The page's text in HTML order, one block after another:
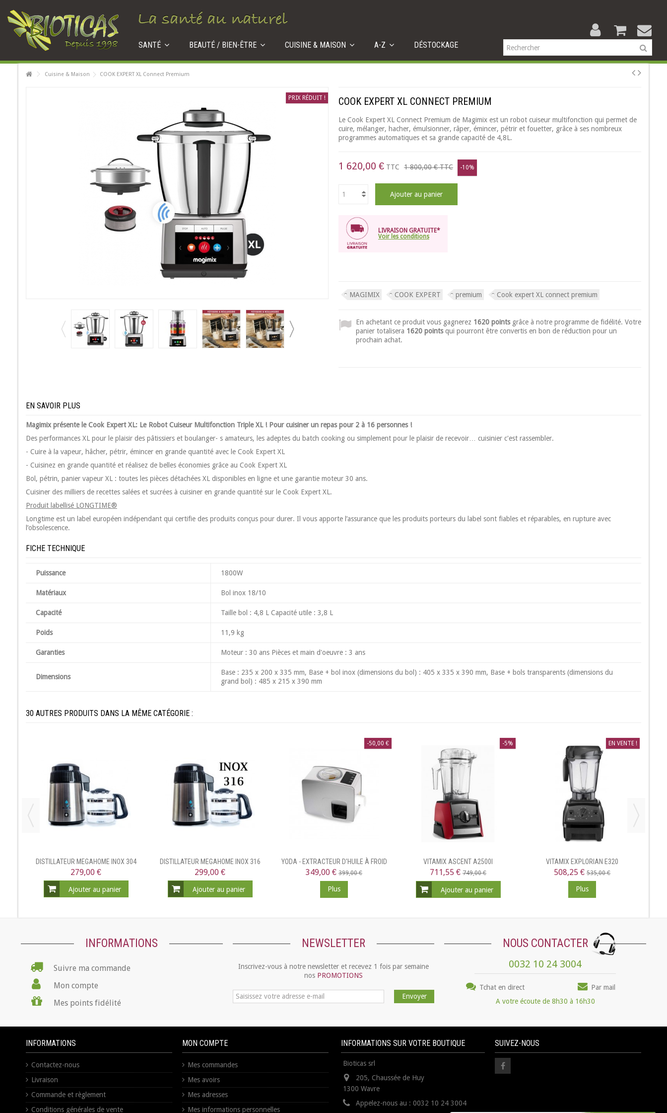
SANTÉ BEAUTÉ / BIEN-ÊTRE CUISINE & MAISON A-Z DÉSTOCKAGE
Cuisine & Maison COOK EXPERT XL Connect Premium
PRIX RÉDUIT ! COOK EXPERT XL CONNECT PREMIUM
Le Cook Expert XL Connect Premium de Magimix est un robot cuiseur multifonction qui permet de
cuire, mélanger, hacher, émulsionner, râper, émincer, pétrir et fouetter, grâce à ses nombreux
programmes automatiques et sa grande capacité de 4,8L.
1 620,00 € TTC 1 800,00 €TTC -10%
Ajouter au panier
LIVRAISON GRATUITE*
Voir les conditions
MAGIMIX COOK EXPERT premium Cook expert XL connect premium
En achetant ce produit vous gagnerez 1620 pointsgrâce à notre programme de fidélité. Votre
panier totalisera 1620 pointsqui pourront être convertis en bon de réduction pour un
prochain achat.
EN SAVOIR PLUS
Magimix présente le Cook Expert XL: Le Robot Cuiseur Multifonction Triple XL ! Pour cuisiner un repas pour 2 à 16 personnes !
Des performances XL pour le plaisir des pâtissiers et boulanger- s amateurs, les adeptes du batch cooking ou simplement pour le plaisir de recevoir… cuisinier c'est rassembler.
- Cuire à la vapeur, hâcher, pétrir, émincer en grande quantité avec le Cook Expert XL
- Cuisinez en grande quantité et réalisez de belles économies grâce au Cook Expert XL
Bol, pétrin, panier vapeur XL : toutes les pièces détachées XL disponibles en ligne et une garantie moteur 30 ans.
Cuisiner des milliers de recettes salées et sucrées à cuisiner en grande quantité sur le Cook Expert XL.
Produit labellisé LONGTIME®
Longtime est un label européen indépendant qui certifie des produits conçus pour durer. Il vous apporte l’assurance que les produits porteurs du label sont fiables et réparables, en rupture avec
l’obsolescence.
FICHE TECHNIQUE
Puissance 1800W
Matériaux Bol inox 18/10
Capacité Taille bol : 4,8 L Capacité utile : 3,8 L
Poids 11,9 kg
Garanties Moteur : 30 ans Pièces et main d'oeuvre : 3 ans
Dimensions
Base : 235 x 200 x 335 mm, Base + bol inox (dimensions du bol) : 405 x 335 x 390 mm, Base + bols transparents (dimensions du
grand bol) : 485 x 215 x 390 mm
30 AUTRES PRODUITS DANS LA MÊME CATÉGORIE :
DISTILLATEUR MEGAHOME INOX 304
279,00 €
Ajouter au panier
DISTILLATEUR MEGAHOME INOX 316
299,00 €
Ajouter au panier
-50,00 €
YODA - EXTRACTEUR D'HUILE À FROID
349,00 € 399,00 €
Plus
-5%
VITAMIX ASCENT A2500I
711,55 € 749,00 €
Ajouter au panier
EN VENTE !
VITAMIX EXPLORIAN E320
508,25 € 535,00 €
Plus
INFORMATIONS
Suivre ma commande
Mon compte
Mes points fidélité
NEWSLETTER
Inscrivez-vous à notre newsletter et recevez 1 fois par semaine
nos PROMOTIONS
Envoyer
NOUS CONTACTER
0032 10 24 3004
Tchat en direct
Par mail
A votre écoute de 8h30 à 16h30
INFORMATIONS
Contactez-nous
Livraison
Commande et règlement
Conditions générales de vente
MON COMPTE
Mes commandes
Mes avoirs
Mes adresses
Mes informations personnelles
INFORMATIONS SUR VOTRE BOUTIQUE
Bioticas srl
205, Chaussée de Huy
1300 Wavre
Appelez-nous au : 0032 10 24 3004
SUIVEZ-NOUS